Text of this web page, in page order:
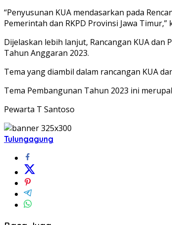
“Penyusunan KUA mendasarkan pada
Pemerintah dan RKPD Provinsi Jawa Timur,”
Dijelaskan lebih lanjut, Rancangan KUA dan
Tahun Anggaran 2023.
Tema yang diambil dalam rancangan KUA
Tema Pembangunan Tahun 2023 ini
Pewarta T Santoso
Tulungagung